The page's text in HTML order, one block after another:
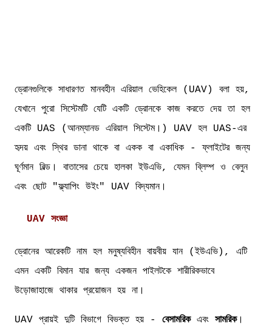
ড্রোনগুলিকে সাধারণত মানবহীন এরিয়াল ভেহিকেল (UAV) বলা হয়,
যেখানে পুরো সিস্টেমটি যেটি একটি ড্রোনকে কাজ করতে দেয় তা হল
একটি UAS (আনম্যানড এরিয়াল সিস্টেম।) UAV হল UAS-এর
হৃদয় এবং স্থির ডানা থাকে বা একক বা একাধিক - ফ্লাইটের জন্য
ঘূর্ণমান বিল্ড। বাতাসের চেয়ে হালকা ইউএভি, যেমন ব্লিম্প ও বেলুন
এবং ছোট "ফ্ল্যাপিং উইং" UAV বিদ্যমান।
UAV সংজ্ঞা
ড্রোনের আরেকটি নাম হল মনুষ্যবিহীন বায়বীয় যান (ইউএভি), এটি
এমন একটি বিমান যার জন্য একজন পাইলটকে শারীরিকভাবে
উড়োজাহাজে থাকার প্রয়োজন হয় না।
UAV প্রায়ই দুটি বিভাগে বিভক্ত হয় - বেসামরিকএবং সামরিক।